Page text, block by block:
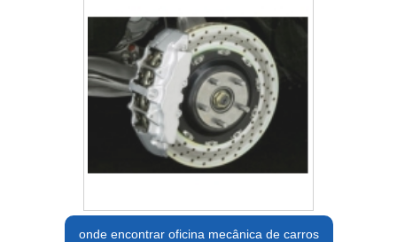
onde encontrar oficina mecânica de carros